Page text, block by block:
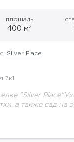
площадь
400 м2
Silver Place
7к1
"Silver
а также сад на
предлагается